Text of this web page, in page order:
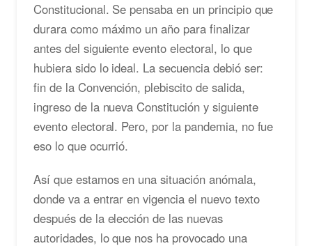
Constitucional. Se pensaba en un principio que
durara como máximo un año para finalizar
antes del siguiente evento electoral, lo que
hubiera sido lo ideal. La secuencia debió ser:
fin de la Convención, plebiscito de salida,
ingreso de la nueva Constitución y siguiente
evento electoral. Pero, por la pandemia, no fue
eso lo que ocurrió.
Así que estamos en una situación anómala,
donde va a entrar en vigencia el nuevo texto
después de la elección de las nuevas
autoridades, lo que nos ha provocado una